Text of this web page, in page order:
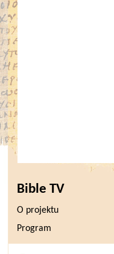
Bible TV
O projektu
Program